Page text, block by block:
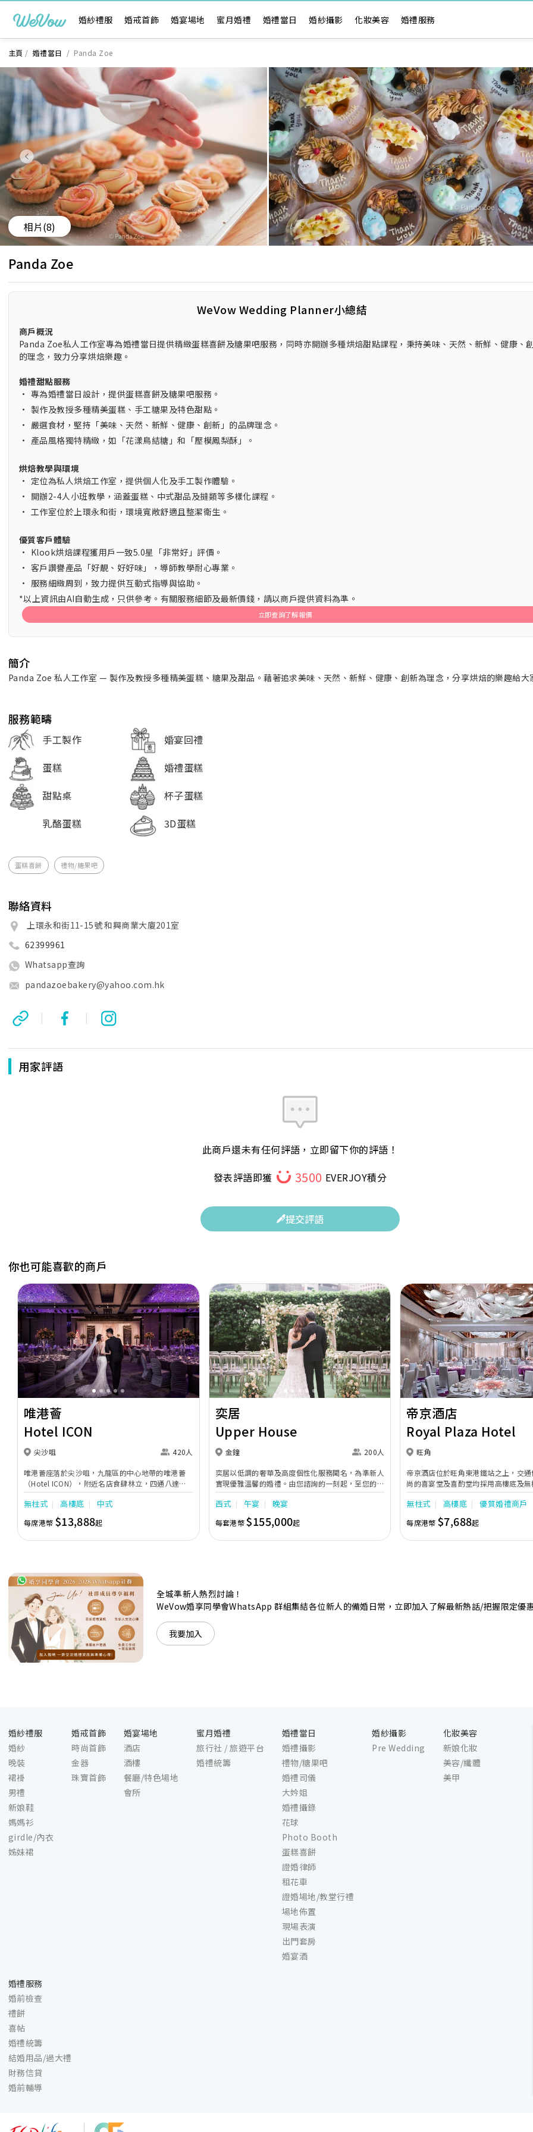
婚紗禮服 婚戒首飾 婚宴場地 蜜月婚禮 婚禮當日 婚紗攝影 化妝美容 婚禮服務
主頁 / 婚禮當日 / Panda Zoe
相片(8)
Panda Zoe
WeVow Wedding Planner小總結
商戶概況
Panda Zoe私人工作室專為婚禮當日提供精緻蛋糕喜餅及糖果吧服務，同時亦開辦多種烘焙甜點課程，秉持美味、天然、新鮮、健康、
的理念，致力分享烘焙樂趣。
婚禮甜點服務
• 專為婚禮當日設計，提供蛋糕喜餅及糖果吧服務。
• 製作及教授多種精美蛋糕、手工糖果及特色甜點。
• 嚴選食材，堅持「美味、天然、新鮮、健康、創新」的品牌理念。
• 產品風格獨特精緻，如「花漾鳥結糖」和「壓模鳳梨酥」。
烘焙教學與環境
• 定位為私人烘焙工作室，提供個人化及手工製作體驗。
• 開辦2-4人小班教學，涵蓋蛋糕、中式甜品及撻類等多樣化課程。
• 工作室位於上環永和街，環境寬敞舒適且整潔衛生。
優質客戶體驗
• Klook烘焙課程獲用戶一致5.0星「非常好」評價。
• 客戶讚譽產品「好靚、好好味」，導師教學耐心專業。
• 服務細緻周到，致力提供互動式指導與協助。
*以上資訊由AI自動生成，只供參考。有關服務細節及最新價錢，請以商戶提供資料為準。
立即查詢了解報價
簡介
Panda Zoe 私人工作室 — 製作及教授多種精美蛋糕、糖果及甜品。藉著追求美味、天然、新鮮、健康、創新為理念，分享烘焙的樂趣給大
服務範疇
手工製作
婚宴回禮
蛋糕
婚禮蛋糕
甜點桌
杯子蛋糕
乳酪蛋糕
3D蛋糕
蛋糕喜餅 禮物/糖果吧
聯絡資料
上環永和街11-15號 和興商業大廈201室
62399961
Whatsapp查詢
pandazoebakery@yahoo.com.hk
| |
用家評語
此商戶還未有任何評語，立即留下你的評語！
發表評語即獲
3500 EVERJOY積分
提交評語
你也可能喜歡的商戶
Previous Next
唯港薈
Hotel ICON
尖沙咀 420人
唯港薈座落於尖沙咀，九龍區的中心地帶的唯港薈
（Hotel ICON），附近名店食肆林立，四通八達，
充分展現繁華鬧巿中的活力個性，成為一眾準新人舉
辦婚宴的熱門之選。專業團隊由策劃統籌至所有婚宴
每個細節，唯港薈都力臻完美，保證讓您留下獨特的
醉人回憶。 擁有時尚高樓頂的Silverbox宴會廳，配
置了全套先進的視聽影音及燈光設備配套，並採用極
力氛圍的自助餐﹔唯港薈（Hotel ICON），多個風
格各異的婚宴場地，都完美切合各準新人的個性及預
算﹔保證為您打造夢寐以求的特別日子，令賓客永誌
難忘！
無柱式 高樓底 中式
每席港幣 $13,888起
Previous Next
奕居
Upper House
金鐘 200人
奕居以低調的奢華及高度個性化服務聞名，為準新人
實現優雅溫馨的婚禮。由您諮詢的一刻起，至您的大
日子，我們的專業團隊會為您攜手實現夢想婚禮。
西式 午宴 晚宴
每套港幣$155,000起
Previous
帝京酒店
Royal Plaza Hotel
旺角
帝京酒店位於旺角東港鐵站之上，交
尚的喜宴堂及喜酌堂均採用高樓底及
境寬敞，且備有LED幕牆、燈光及影音
最多可筵開40席，更配有水晶吊燈，
婚禮。另外，空中花園深心薈是毛孩
飽覽獅子山景致，適合舉行戶外婚禮
店專業的宴會團隊提供貼心服務，讓
無柱式 高樓底 優質婚禮商戶
每席港幣$7,688起
全城準新人熱烈討論！
WeVow婚享同學會WhatsApp 群組集結各位新人的備婚日常，立即加入了解最新熱話/把握限定優
我要加入
婚紗禮服
婚紗
晚裝
裙褂
男禮
新娘鞋
媽媽衫
girdle/內衣
姊妹裙
婚戒首飾
時尚首飾
金器
珠寶首飾
婚宴場地
酒店
酒樓
餐廳/特色場地
會所
蜜月婚禮
旅行社 / 旅遊平台
婚禮統籌
婚禮當日
婚禮攝影
禮物/糖果吧
婚禮司儀
大妗姐
婚禮攝錄
花球
Photo Booth
蛋糕喜餅
證婚律師
租花車
證婚場地/教堂行禮
場地佈置
現場表演
出門套房
婚宴酒
婚紗攝影
Pre Wedding
化妝美容
新娘化妝
美容/纖體
美甲
婚禮服務
婚前檢查
禮餅
喜帖
婚禮統籌
結婚用品/過大禮
財務信貸
婚前輔導